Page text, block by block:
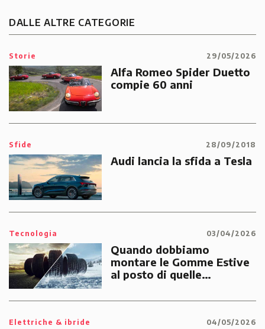
DALLE ALTRE CATEGORIE
Storie 29/05/2026
Alfa Romeo Spider Duetto
compie 60 anni
Sfide 28/09/2018
Audi lancia la sfida a Tesla
Tecnologia 03/04/2026
Quando dobbiamo
montare le Gomme Estive
al posto di quelle
Elettriche & ibride 04/05/2026